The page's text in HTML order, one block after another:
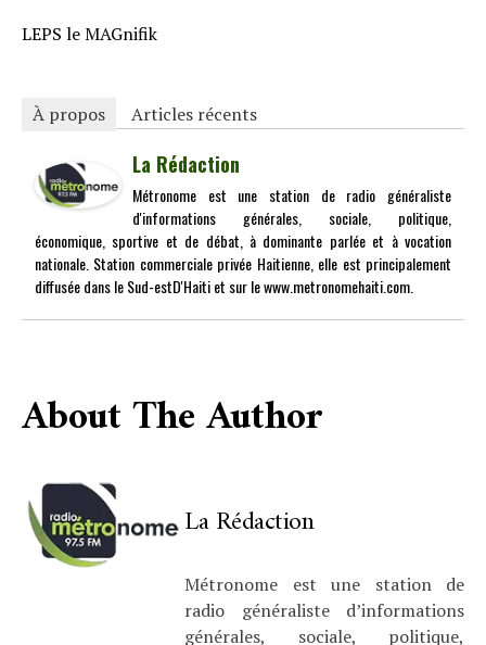
LEPS le MAGnifik
À propos Articles récents
La Rédaction
Métronome est une station de radio généraliste
d'informations générales, sociale, politique,
économique, sportive et de débat, à dominante parlée et à vocation
nationale. Station commerciale privée Haitienne, elle est principalement
diffusée dans le Sud-estD'Haiti et sur le www.metronomehaiti.com.
About The Author
La Rédaction
Métronome est une station de
radio généraliste d’informations
générales, sociale, politique,